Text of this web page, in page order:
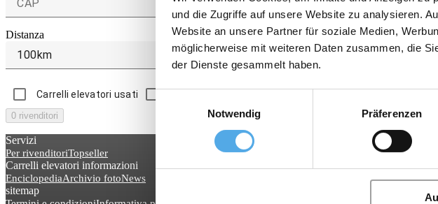
und die Zugriffe auf unsere Website zu analysieren.
Website an unsere Partner für soziale Medien,
möglicherweise mit weiteren Daten zusammen, die
der Dienste gesammelt haben.
Einwilligungsauswahl
Notwendig
Präferenzen
Distanza
100km
Carrelli elevatori usati
0 rivenditori
Servizi
Per rivenditoriTopseller
Carrelli elevatori informazioni
EnciclopediaArchivio fotoNews
sitemap